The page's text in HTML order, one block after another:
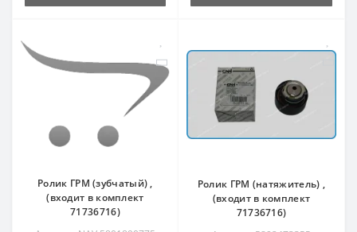
Ролик ГРМ (зубчатый) ,
(входит в комплект
71736716)
Ролик ГРМ (натяжитель) ,
(входит в комплект
71736716)